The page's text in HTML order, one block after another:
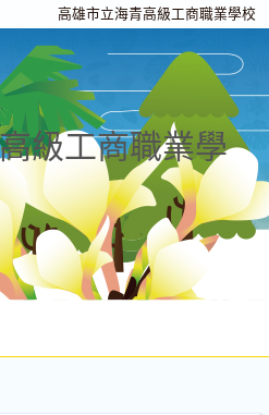
高雄市立海青高級工商職業學校
級工商職業學